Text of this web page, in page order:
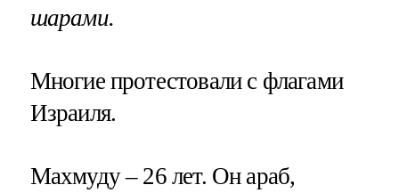
шарами.
Многие протестовали с флагами
Израиля.
Махмуду – 26 лет. Он араб,